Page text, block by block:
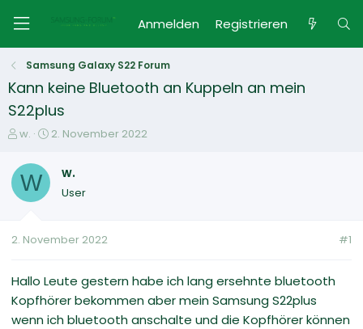
Anmelden Registrieren
Samsung Galaxy S22 Forum
Kann keine Bluetooth an Kuppeln an mein
S22plus
E
s
t
e
e
w.
E
t
m
2. November 2022
W w.
User
2. November 2022 #1
Hallo Leute gestern habe ich lang ersehnte bluetooth
Kopfhörer bekommen aber mein Samsung S22plus
wenn ich bluetooth anschalte und die Kopfhörer können